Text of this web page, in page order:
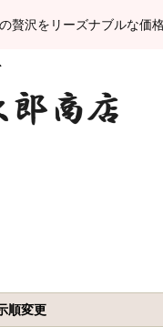
沢をリーズナブルな価格
順変更